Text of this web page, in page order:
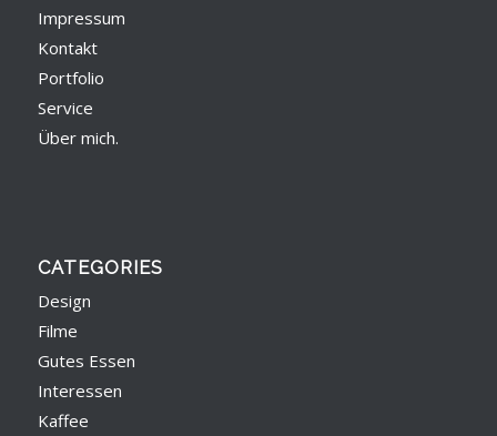
Impressum
Kontakt
Portfolio
Service
Über mich.
CATEGORIES
Design
Filme
Gutes Essen
Interessen
Kaffee